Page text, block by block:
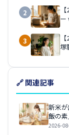
2
ー
3
塚
🔗 関連記事
新米
飯の素
2026-